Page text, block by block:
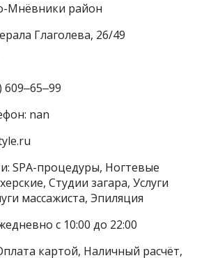
Мнёвники район
Глаголева, 26/49
609‒65‒99
nan
SPA-процедуры, Ногтевые
Студии загара, Услуги
массажиста, Эпиляция
с 10:00 до 22:00
картой, Наличный расчёт,